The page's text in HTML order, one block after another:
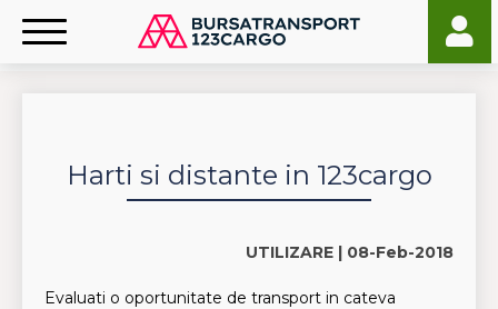
Harti si distante in 123cargo
UTILIZARE | 08-Feb-2018
Evaluati o oportunitate de transport in cateva